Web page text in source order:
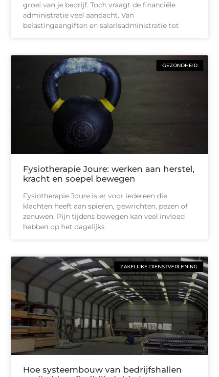
groei van je bedrijf. Toch vraagt de financiële
administratie veel aandacht. Van
belastingaangiften en salarisadministratie tot
GEZONDHEID
Fysiotherapie Joure: werken aan herstel,
kracht en soepel bewegen
Fysiotherapie Joure is er voor iedereen die
klachten heeft aan spieren, gewrichten, pezen of
zenuwen. Pijn tijdens bewegen kan veel invloed
hebben op het dagelijks
ZAKELIJKE DIENSTVERLENING
Hoe systeembouw van bedrijfshallen